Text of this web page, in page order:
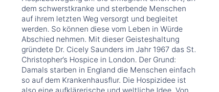
dem schwerstkranke und sterbende Menschen
auf ihrem letzten Weg versorgt und begleitet
werden. So können diese vom Leben in Würde
Abschied nehmen. Mit dieser Geisteshaltung
gründete Dr. Cicely Saunders im Jahr 1967 das St.
Christopher’s Hospice in London. Der Grund:
Damals starben in England die Menschen einfach
so auf dem Krankenhausflur. Die Hospizidee ist
also eine aufklärerische und weltliche Idee. Von